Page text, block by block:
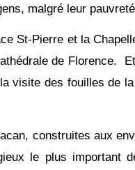
malgré leur
St-Pierre et la
de Florence.
visite des fouilles de
construites aux
le plus important